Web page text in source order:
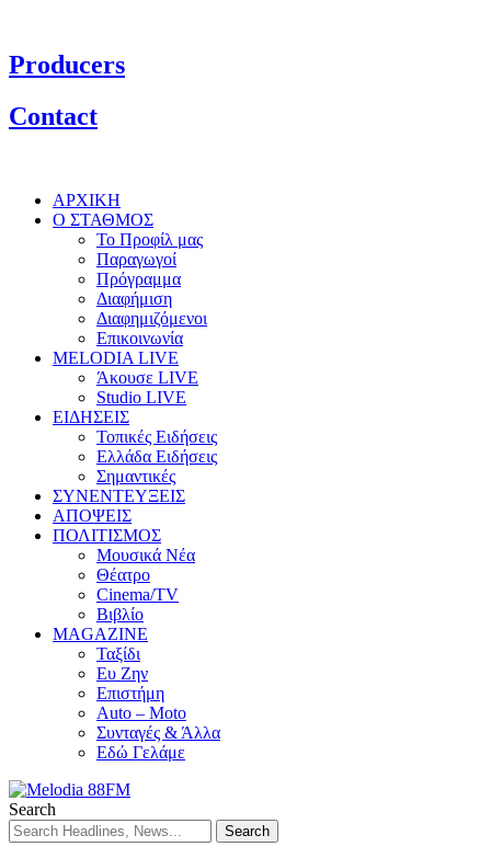
Producers
Contact
ΑΡΧΙΚΗ
Ο ΣΤΑΘΜΟΣ
Το Προφίλ μας
Παραγωγοί
Πρόγραμμα
Διαφήμιση
Διαφημιζόμενοι
Επικοινωνία
MELODIA LIVE
Άκουσε LIVE
Studio LIVE
ΕΙΔΗΣΕΙΣ
Τοπικές Ειδήσεις
Ελλάδα Ειδήσεις
Σημαντικές
ΣΥΝΕΝΤΕΥΞΕΙΣ
ΑΠΟΨΕΙΣ
ΠΟΛΙΤΙΣΜΟΣ
Μουσικά Νέα
Θέατρο
Cinema/TV
Βιβλίο
MAGAZINE
Ταξίδι
Ευ Ζην
Επιστήμη
Auto – Moto
Συνταγές & Άλλα
Εδώ Γελάμε
Search